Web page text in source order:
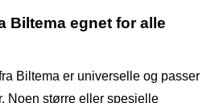
Biltema egnet for alle
Biltema er universelle og passer
Noen større eller spesielle